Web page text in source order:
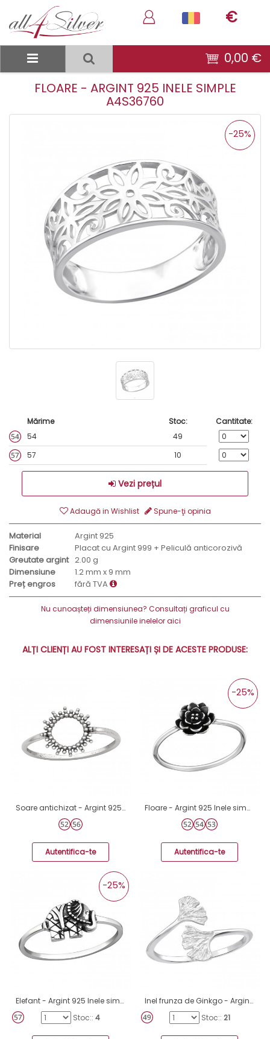
€
0,00 €
FLOARE - ARGINT 925 INELE SIMPLE
A4S36760
-25%
Mărime Stoc:
Cantitate:
54
49
57
10
Vezi prețul
Adaugă in Wishlist Spune-ţi opinia
Material
Argint 925
Finisare
Placat cu Argint 999 + Peliculă anticorozivă
Greutate argint 2.00 g
Dimensiune
1.2 mm x 9 mm
Preț engros
fără TVA
Nu cunoașteți dimensiunea? Consultați graficul cu
dimensiunile inelelor aici
ALȚI CLIENȚI AU FOST INTERESAȚI ȘI DE ACESTE PRODUSE:
Soare antichizat - Argint 925 Inele Simple A4S45025
Autentifica-te
Floare - Argint 925 Inele simple A4S32302
-25%
Autentifica-te
Elefant - Argint 925 Inele simple A4S37228
-25%
Stoc:: 4
Inel frunza de Ginkgo - Argint 925 Inele Simple A4S46235
Stoc:: 21